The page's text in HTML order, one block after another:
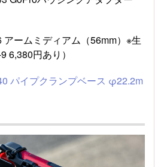
ームミディアム（56mm）※生
6,380円あり）
パイプクランプベース φ22.2m